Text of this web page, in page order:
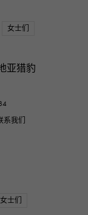
女士们
亚猎豹
系我们
女士们